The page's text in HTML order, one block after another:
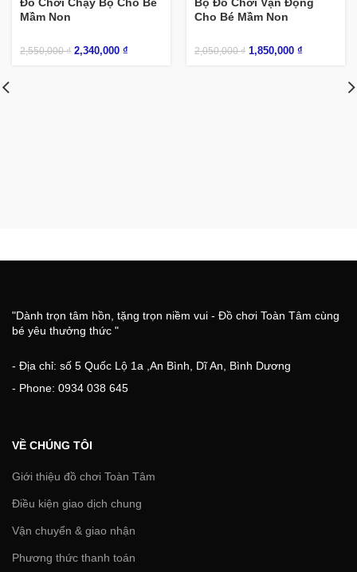
Mầm Non
2,550,000₫ 2,340,000 ₫
Cho Bé Mầm Non
2,050,000₫ 1,850,000 ₫
"Dành trọn tâm hồn, tặng trọn niềm vui - Đồ chơi Toàn Tâm cùng
bé yêu thưởng thức "
- Địa chỉ: số 5 Quốc Lộ 1a ,An Bình, Dĩ An, Bình Dương
- Phone: 0934 038 645
VỀ CHÚNG TÔI
Giới thiệu đồ chơi Toàn Tâm
Điều kiện giao dịch chung
Vận chuyển & giao nhận
Phương thức thanh toán